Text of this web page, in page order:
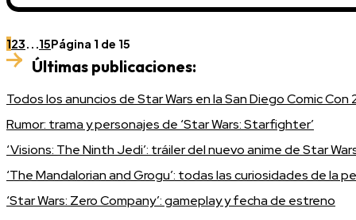
123...15Página 1 de 15
Últimas publicaciones:
Todos los anuncios de Star Wars en la San Diego Comic Con
Rumor: trama y personajes de ‘Star Wars: Starfighter’
‘Visions: The Ninth Jedi’: tráiler del nuevo anime de Star
‘The Mandalorian and Grogu’: todas las curiosidades de la
‘Star Wars: Zero Company’: gameplay y fecha de estreno